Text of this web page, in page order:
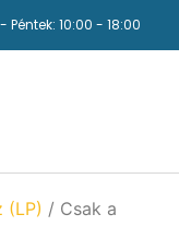
Péntek: 10:00 - 18:00
(LP) / Csak a